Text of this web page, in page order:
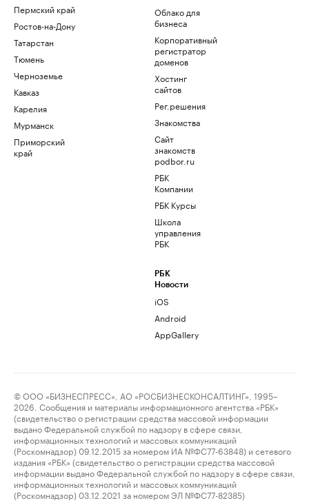
Пермский край
Ростов-на-Дону
Татарстан
Тюмень
Черноземье
Кавказ
Карелия
Мурманск
Приморский
край
Облако для
бизнеса
Корпоративный
регистратор
доменов
Хостинг
сайтов
Рег.решения
Знакомства
Сайт
знакомств
podbor.ru
РБК
Компании
РБК Курсы
Школа
управления
РБК
РБК
Новости
iOS
Android
AppGallery
© ООО «БИЗНЕСПРЕСС», АО «РОСБИЗНЕСКОНСАЛТИНГ», 1995–
2026. Сообщения и материалы информационного агентства «РБК»
(свидетельство о регистрации средства массовой информации
выдано Федеральной службой по надзору в сфере связи,
информационных технологий и массовых коммуникаций
(Роскомнадзор) 09.12.2015 за номером ИА №ФС77-63848) и сетевого
издания «РБК» (свидетельство о регистрации средства массовой
информации выдано Федеральной службой по надзору в сфере связи,
информационных технологий и массовых коммуникаций
(Роскомнадзор) 03.12.2021 за номером ЭЛ №ФС77-82385)